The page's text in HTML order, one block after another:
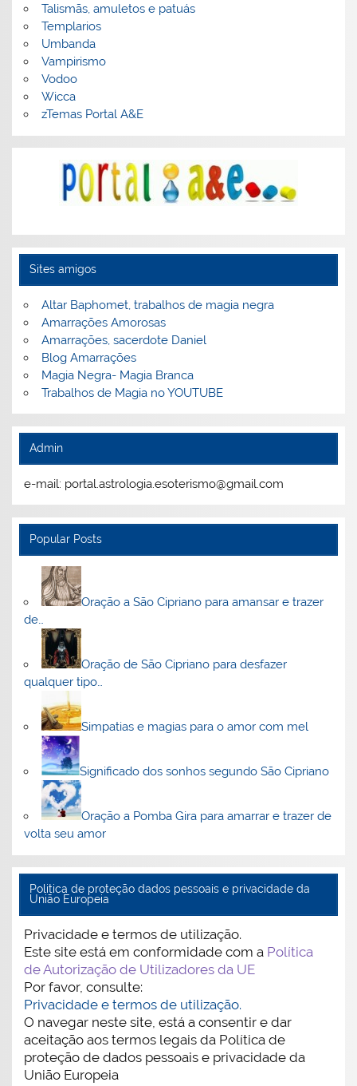
Talismãs, amuletos e patuás
Templarios
Umbanda
Vampirismo
Vodoo
Wicca
zTemas Portal A&E
Sites amigos
Altar Baphomet, trabalhos de magia negra
Amarrações Amorosas
Amarrações, sacerdote Daniel
Blog Amarrações
Magia Negra- Magia Branca
Trabalhos de Magia no YOUTUBE
Admin
e-mail: portal.astrologia.esoterismo@gmail.com
Popular Posts
Oração a São Cipriano para amansar e trazer
de…
Oração de São Cipriano para desfazer
qualquer tipo…
Simpatias e magias para o amor com mel
Significado dos sonhos segundo São Cipriano
Oração a Pomba Gira para amarrar e trazer de
volta seu amor
Politica de proteção dados pessoais e privacidade da
União Europeia
Privacidade e termos de utilização.
Este site está em conformidade com a Política
de Autorização de Utilizadores da UE
Por favor, consulte:
Privacidade e termos de utilização.
O navegar neste site, está a consentir e dar
aceitação aos termos legais da Política de
proteção de dados pessoais e privacidade da
União Europeia